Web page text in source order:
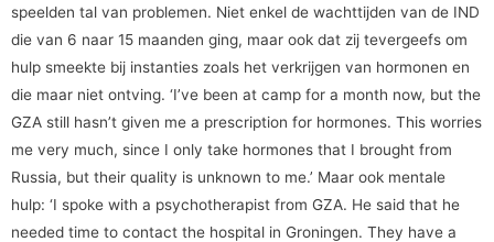
speelden tal van problemen. Niet enkel de wachttijden van de IND
die van 6 naar 15 maanden ging, maar ook dat zij tevergeefs om
hulp smeekte bij instanties zoals het verkrijgen van hormonen en
die maar niet ontving. ‘I’ve been at camp for a month now, but the
GZA still hasn’t given me a prescription for hormones. This worries
me very much, since I only take hormones that I brought from
Russia, but their quality is unknown to me.’ Maar ook mentale
hulp: ‘I spoke with a psychotherapist from GZA. He said that he
needed time to contact the hospital in Groningen. They have a